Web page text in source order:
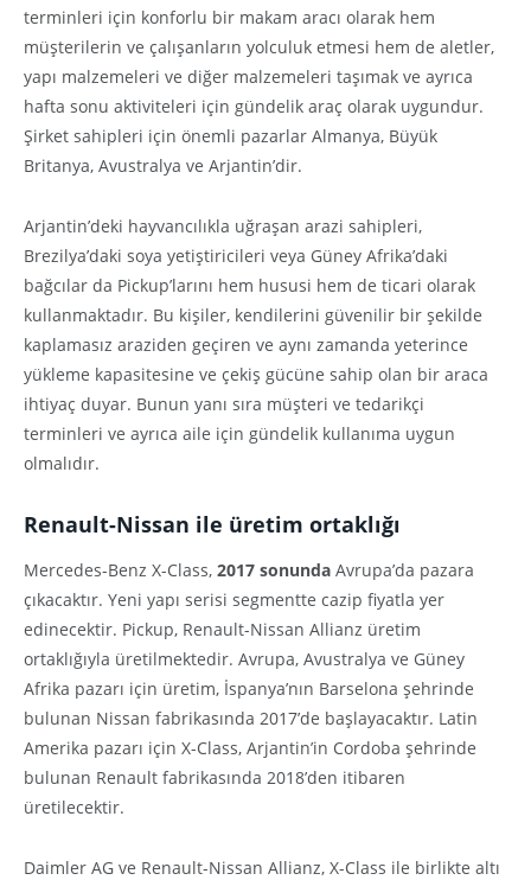
terminleri için konforlu bir makam aracı olarak hem
müşterilerin ve çalışanların yolculuk etmesi hem de aletler,
yapı malzemeleri ve diğer malzemeleri taşımak ve ayrıca
hafta sonu aktiviteleri için gündelik araç olarak uygundur.
Şirket sahipleri için önemli pazarlar Almanya, Büyük
Britanya, Avustralya ve Arjantin’dir.
Arjantin’deki hayvancılıkla uğraşan arazi sahipleri,
Brezilya’daki soya yetiştiricileri veya Güney Afrika’daki
bağcılar da Pickup’larını hem hususi hem de ticari olarak
kullanmaktadır. Bu kişiler, kendilerini güvenilir bir şekilde
kaplamasız araziden geçiren ve aynı zamanda yeterince
yükleme kapasitesine ve çekiş gücüne sahip olan bir araca
ihtiyaç duyar. Bunun yanı sıra müşteri ve tedarikçi
terminleri ve ayrıca aile için gündelik kullanıma uygun
olmalıdır.
Renault-Nissan ile üretim ortaklığı
Mercedes-Benz X-Class, 2017 sonunda Avrupa’da pazara
çıkacaktır. Yeni yapı serisi segmentte cazip fiyatla yer
edinecektir. Pickup, Renault-Nissan Allianz üretim
ortaklığıyla üretilmektedir. Avrupa, Avustralya ve Güney
Afrika pazarı için üretim, İspanya’nın Barselona şehrinde
bulunan Nissan fabrikasında 2017’de başlayacaktır. Latin
Amerika pazarı için X-Class, Arjantin’in Cordoba şehrinde
bulunan Renault fabrikasında 2018’den itibaren
üretilecektir.
Daimler AG ve Renault-Nissan Allianz, X-Class ile birlikte altı